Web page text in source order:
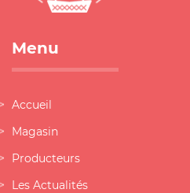
Menu
Accueil
Magasin
Producteurs
Les Actualités